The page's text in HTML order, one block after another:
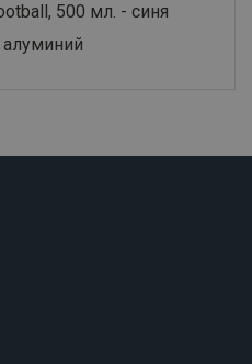
500 мл. - синя